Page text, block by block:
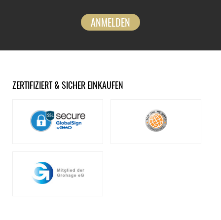
ANMELDEN
ZERTIFIZIERT & SICHER EINKAUFEN